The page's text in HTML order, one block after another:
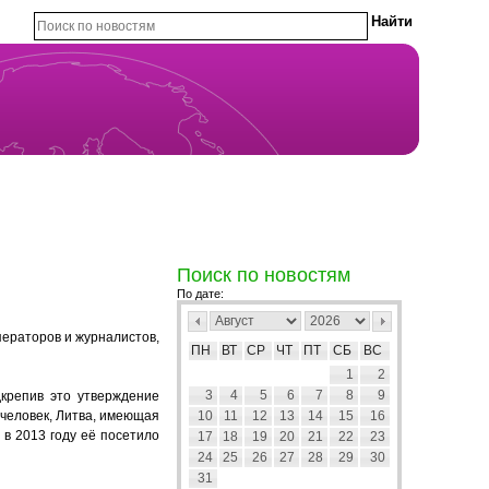
и журналистов,
это утверждение
Литва, имеющая
2013 году её посетило
Поиск по новостям
По дате:
ПН ВТ СР ЧТ ПТ СБ
ВС
1
2
3
4 5 6 7 8
9
10
11 12 13 14 15
16
17
18 19 20 21 22
23
24
25 26 27 28 29
30
31